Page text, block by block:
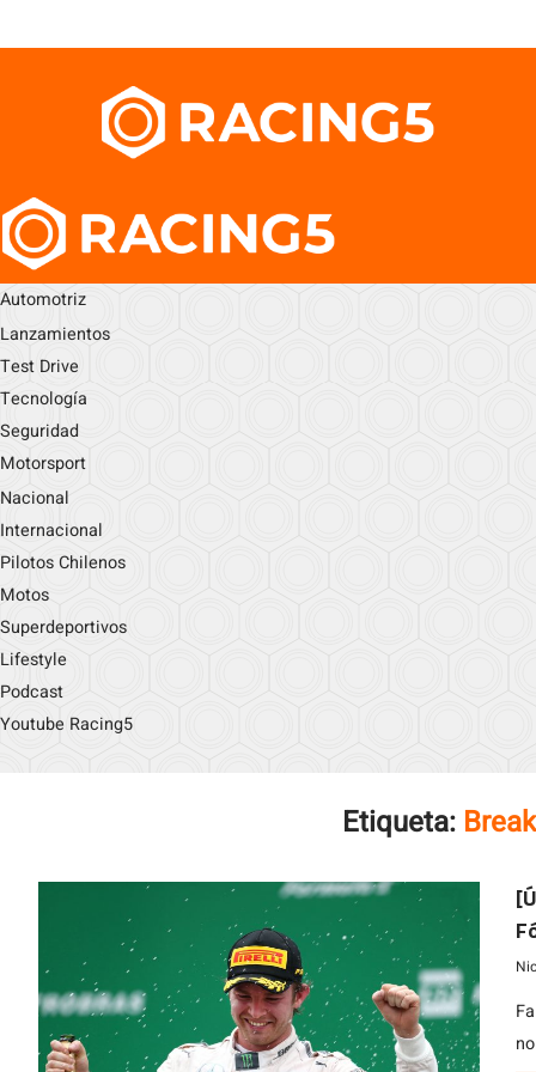
Automotriz
Lanzamientos
Test Drive
Tecnología
Seguridad
Motorsport
Nacional
Internacional
Pilotos Chilenos
Motos
Superdeportivos
Lifestyle
Podcast
Youtube Racing5
Etiqueta: